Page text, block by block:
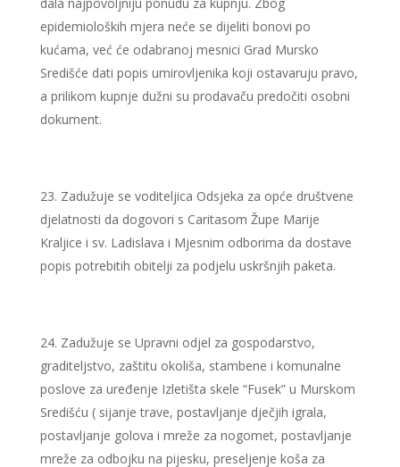
epidemioloških mjera neće se dijeliti bonovi po
kućama, već će odabranoj mesnici Grad Mursko
Središće dati popis umirovljenika koji ostavaruju pravo,
a prilikom kupnje dužni su prodavaču predočiti osobni
dokument.
Zadužuje se voditeljica Odsjeka za opće društvene
djelatnosti da dogovori s Caritasom Župe Marije
Kraljice i sv. Ladislava i Mjesnim odborima da dostave
popis potrebitih obitelji za podjelu uskršnjih paketa.
Zadužuje se Upravni odjel za gospodarstvo,
graditeljstvo, zaštitu okoliša, stambene i komunalne
poslove za uređenje Izletišta skele “Fusek” u Murskom
Središću ( sijanje trave, postavljanje dječjih igrala,
postavljanje golova i mreže za nogomet, postavljanje
mreže za odbojku na pijesku, preseljenje koša za